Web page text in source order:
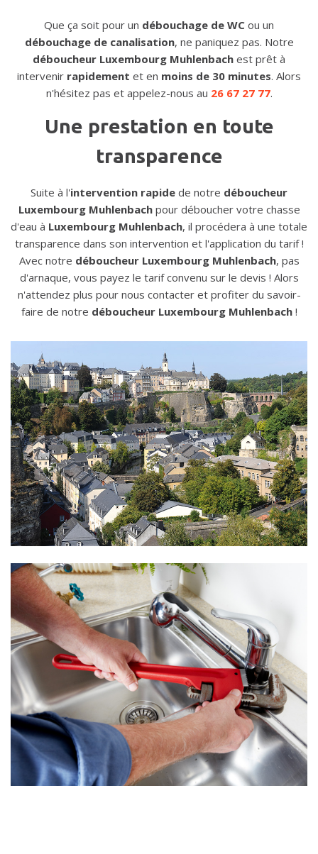
Que ça soit pour un débouchage de WC ou un
débouchage de canalisation, ne paniquez pas. Notre
déboucheur Luxembourg Muhlenbach est prêt à
intervenir rapidement et en moins de 30 minutes. Alors
n'hésitez pas et appelez-nous au 26 67 27 77.
Une prestation en toute
transparence
Suite à l'intervention rapide de notre déboucheur
Luxembourg Muhlenbachpour déboucher votre chasse
d'eau à Luxembourg Muhlenbach, il procédera à une totale
transparence dans son intervention et l'application du tarif !
Avec notre déboucheur Luxembourg Muhlenbach, pas
d'arnaque, vous payez le tarif convenu sur le devis ! Alors
n'attendez plus pour nous contacter et profiter du savoir-
faire de notre déboucheur Luxembourg Muhlenbach!